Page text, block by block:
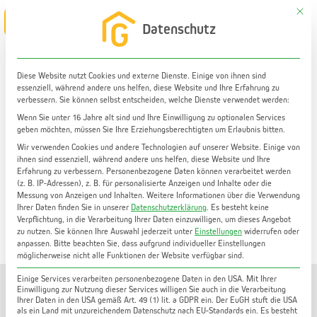
Zum
Inhalt
Wohnung kaufen
Exklusiv ausgestattete Penthouse-Wohnung in Fernitz
| 3 Zimmer | 119 m² | Dachterrasse | TG
Sie sehen gerade einen Platzhalterinhalt vonYouTube.
Um auf den eigentlichen Inhalt zuzugreifen, klicken Sie
Mit
Datenschutz
Diese Website nutzt Cookies und externe Dienste. Einige von ihnen sind
essenziell, während andere uns helfen, diese Website und Ihre Erfahrung zu
verbessern. Sie können selbst entscheiden, welche Dienste verwendet werden:
Wenn Sie unter 16 Jahre alt sind und Ihre Einwilligung zu optionalen Services
geben möchten, müssen Sie Ihre Erziehungsberechtigten um Erlaubnis bitten.
Wir verwenden Cookies und andere Technologien auf unserer Website. Einige von
ihnen sind essenziell, während andere uns helfen, diese Website und Ihre
Erfahrung zu verbessern. Personenbezogene Daten können verarbeitet werden
(z. B. IP-Adressen), z. B. für personalisierte Anzeigen und Inhalte oder die
Messung von Anzeigen und Inhalten. Weitere Informationen über die Verwendung
Ihrer Daten finden Sie in unserer Datenschutzerklärung. Es besteht keine
Verpflichtung, in die Verarbeitung Ihrer Daten einzuwilligen, um dieses Angebot
zu nutzen. Sie können Ihre Auswahl jederzeit unter Einstellungen widerrufen oder
anpassen. Bitte beachten Sie, dass aufgrund individueller Einstellungen
möglicherweise nicht alle Funktionen der Website verfügbar sind.
Einige Services verarbeiten personenbezogene Daten in den USA. Mit Ihrer
Einwilligung zur Nutzung dieser Services willigen Sie auch in die Verarbeitung
Ihrer Daten in den USA gemäß Art. 49 (1) lit. a GDPR ein. Der EuGH stuft die USA
als ein Land mit unzureichendem Datenschutz nach EU-Standards ein. Es besteht